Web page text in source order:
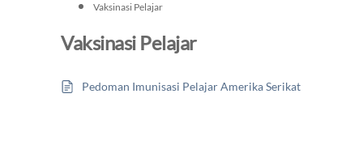
Vaksinasi Pelajar
Vaksinasi Pelajar
Pedoman Imunisasi Pelajar Amerika Serikat